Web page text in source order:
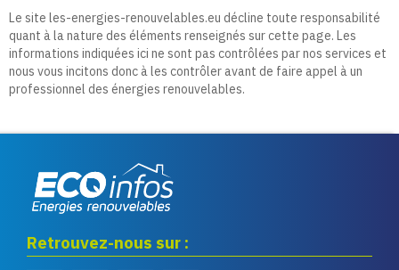
Le site les-energies-renouvelables.eu décline toute responsabilité
quant à la nature des éléments renseignés sur cette page. Les
informations indiquées ici ne sont pas contrôlées par nos services et
nous vous incitons donc à les contrôler avant de faire appel à un
professionnel des énergies renouvelables.
renouvelables
Retrouvez-nous sur :